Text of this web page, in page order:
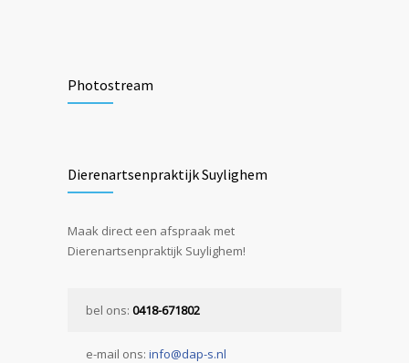
Photostream
Dierenartsenpraktijk Suylighem
Maak direct een afspraak met
Dierenartsenpraktijk Suylighem!
bel ons: 0418-671802
e-mail ons: info@dap-s.nl